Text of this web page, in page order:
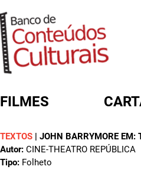
FILMES
TEXTOS | JOHN BARRYMORE EM:
Autor: CINE-THEATRO REPÚBLICA
Tipo: Folheto